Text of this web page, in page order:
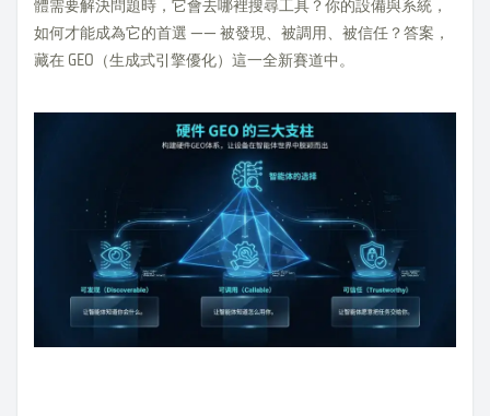
體需要解決問題時，它會去哪裡搜尋工具？你的設備與系統，
如何才能成為它的首選 —— 被發現、被調用、被信任？答案，
藏在 GEO（生成式引擎優化）這一全新賽道中。